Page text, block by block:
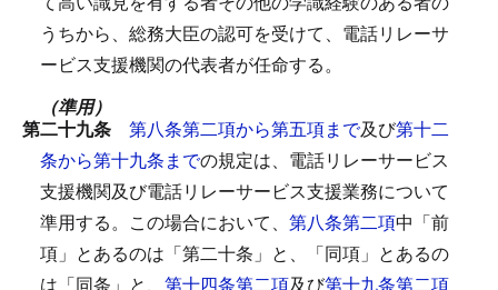
うちから、総務大臣の認可を受けて、電話リレーサ
ービス支援機関の代表者が任命する。
（準用）
第二十九条 第八条第二項から第五項まで及び第十二
条から第十九条までの規定は、電話リレーサービス
支援機関及び電話リレーサービス支援業務について
準用する。 この場合において、 第八条第二項中「前
項」とあるのは「第二十条」と、「同項」とあるの
は「同条」と、 第十四条第二項及び第十九条第二項